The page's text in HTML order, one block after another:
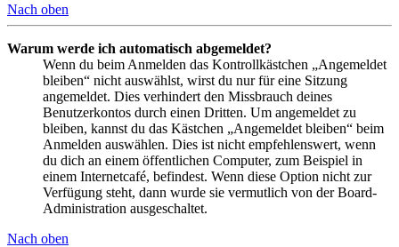
Nach oben
Warum werde ich automatisch abgemeldet?
Wenn du beim Anmelden das Kontrollkästchen „Angemeldet
bleiben“ nicht auswählst, wirst du nur für eine Sitzung
angemeldet. Dies verhindert den Missbrauch deines
Benutzerkontos durch einen Dritten. Um angemeldet zu
bleiben, kannst du das Kästchen „Angemeldet bleiben“ beim
Anmelden auswählen. Dies ist nicht empfehlenswert, wenn
du dich an einem öffentlichen Computer, zum Beispiel in
einem Internetcafé, befindest. Wenn diese Option nicht zur
Verfügung steht, dann wurde sie vermutlich von der Board-
Administration ausgeschaltet.
Nach oben